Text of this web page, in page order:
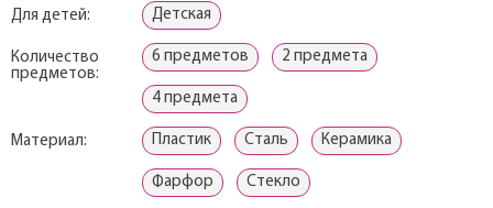
Для детей: Детская
Количество
предметов:
6 предметов 2 предмета
4 предмета
Материал: Пластик Сталь Керамика
Фарфор Стекло